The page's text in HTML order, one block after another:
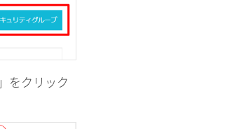
」をクリック